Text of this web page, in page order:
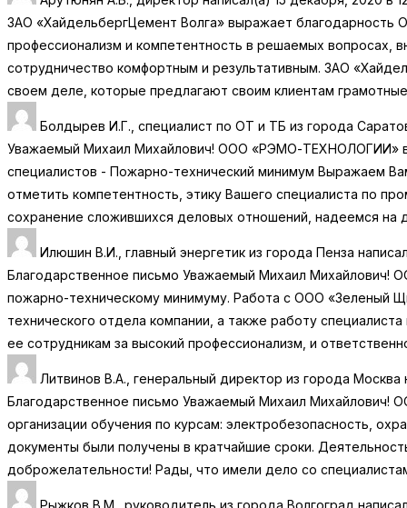
ЗАО «ХайдельбергЦемент Волга» выражает благодарность
профессионализм и компетентность в решаемых вопросах,
сотрудничество комфортным и результативным. ЗАО
своем деле, которые предлагают своим клиентам
Болдырев И.Г., специалист по ОТ и ТБ из города
Уважаемый Михаил Михайлович! ООО «РЭМО-ТЕХНОЛОГИИ»
специалистов - Пожарно-технический минимум Выражаем
отметить компетентность, этику Вашего специалиста по
сохранение сложившихся деловых отношений, надеемся на
Илюшин В.И., главный энергетик из города Пенза
Благодарственное письмо Уважаемый Михаил Михайлович!
пожарно-техническому минимуму. Работа с ООО «Зеленый
технического отдела компании, а также работу
ее сотрудникам за высокий профессионализм, и
Литвинов В.А., генеральный директор из города Москва
Благодарственное письмо Уважаемый Михаил Михайлович!
организации обучения по курсам: электробезопасность,
документы были получены в кратчайшие сроки.
доброжелательности! Рады, что имели дело со